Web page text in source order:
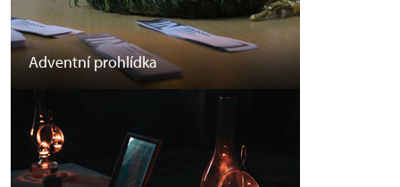
Adventní prohlídka